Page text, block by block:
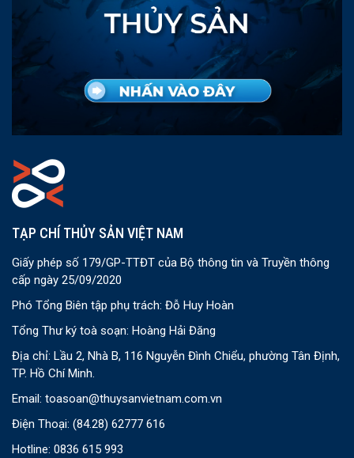
TẠP CHÍ THỦY SẢN VIỆT NAM
Giấy phép số 179/GP-TTĐT của Bộ thông tin và Truyền thông
cấp ngày 25/09/2020
Phó Tổng Biên tập phụ trách: Đỗ Huy Hoàn
Tổng Thư ký toà soạn: Hoàng Hải Đăng
Địa chỉ: Lầu 2, Nhà B, 116 Nguyễn Đình Chiểu, phường Tân Định,
TP. Hồ Chí Minh.
Email: toasoan@thuysanvietnam.com.vn
Điện Thoại: (84.28) 62777 616
Hotline: 0836 615 993